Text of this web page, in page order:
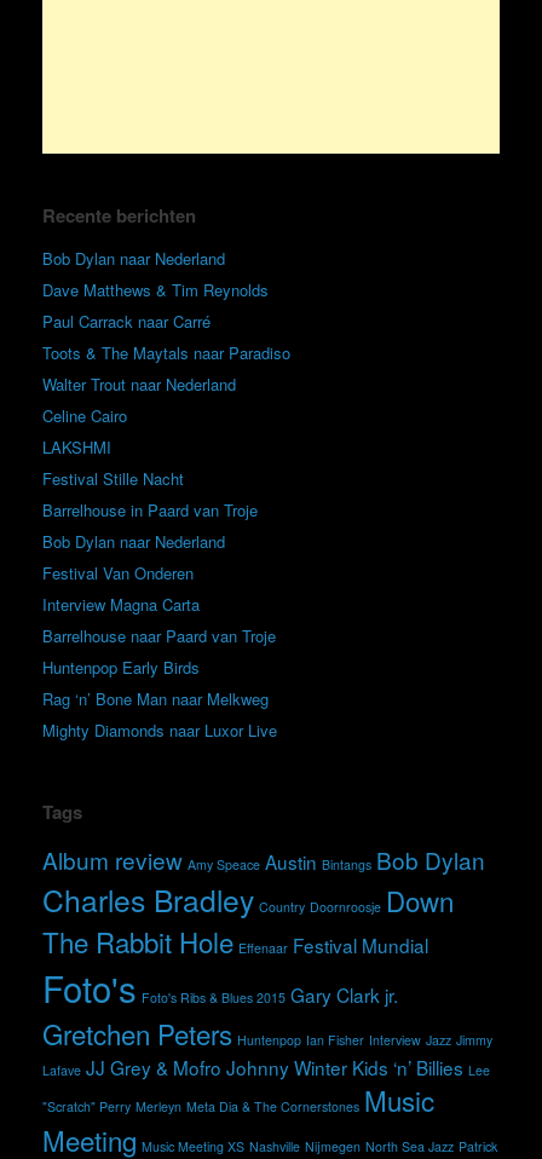
Recente berichten
Bob Dylan naar Nederland
Dave Matthews & Tim Reynolds
Paul Carrack naar Carré
Toots & The Maytals naar Paradiso
Walter Trout naar Nederland
Celine Cairo
LAKSHMI
Festival Stille Nacht
Barrelhouse in Paard van Troje
Bob Dylan naar Nederland
Festival Van Onderen
Interview Magna Carta
Barrelhouse naar Paard van Troje
Huntenpop Early Birds
Rag ‘n’ Bone Man naar Melkweg
Mighty Diamonds naar Luxor Live
Tags
Album review Amy Speace Austin Bintangs Bob Dylan
Charles Bradley Country Doornroosje Down
The Rabbit Hole Effenaar Festival Mundial
Foto's Foto's Ribs & Blues 2015 Gary Clark jr.
Gretchen Peters Huntenpop Ian Fisher Interview Jazz Jimmy
Lafave JJ Grey & Mofro Johnny Winter Kids ‘n’ Billies Lee
"Scratch" Perry Merleyn Meta Dia & The Cornerstones Music
Meeting Music Meeting XS Nashville Nijmegen North Sea Jazz Patrick